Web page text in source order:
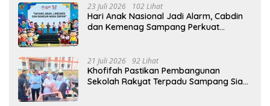
23 Juli 2026 102 Lihat
Hari Anak Nasional Jadi Alarm, Cabdin
dan Kemenag Sampang Perkuat
21 Juli 2026 92 Lihat
Khofifah Pastikan Pembangunan
Sekolah Rakyat Terpadu Sampang Siap